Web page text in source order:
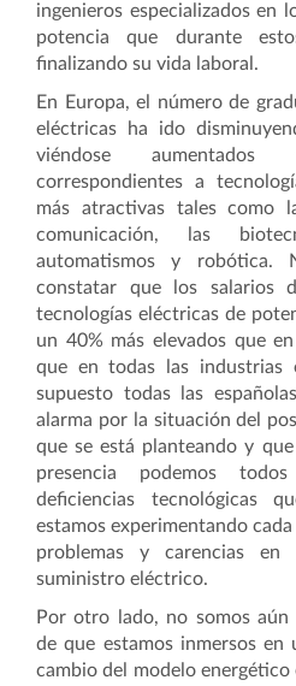
ingenieros especializados en
potencia que durante
finalizando su vida laboral.
En Europa, el número de
eléctricas ha ido
viéndose
correspondientes a
más atractivas tales como
comunicación, las
automatismos y robótica.
constatar que los salarios
tecnologías eléctricas de
un 40% más elevados que
que en todas las industrias
supuesto todas las
alarma por la situación del
que se está planteando y
presencia podemos
deficiencias tecnológicas
estamos experimentando
problemas y carencias
suministro eléctrico.
Por otro lado, no somos aún
de que estamos inmersos
cambio del modelo